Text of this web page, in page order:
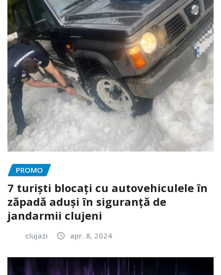
PROMO
7 turiști blocați cu autovehiculele în
zăpadă aduși în siguranță de
jandarmii clujeni
clujazi apr. 8, 2024